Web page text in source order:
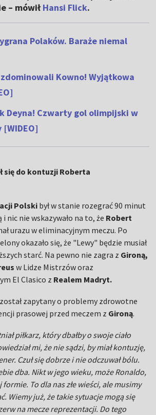
– mówiłHansi Flick.
Polaków. Baraże niemal
Kowno! Wyjątkowa
Deyna! Czwarty gol olimpijski w
się do kontuzji Roberta
Polski był w stanie rozegrać 90 minut
nic nie wskazywało na to, że Robert
urazu w eliminacyjnym meczu. Po
okazało się, że "Lewy" będzie musiał
starć. Na pewno nie zagra z Gironą,
w Lidze Mistrzów oraz
El Clasico z Realem Madryt.
został zapytany o problemy zdrowotne
prasowej przed meczem z Gironą.
piłkarz, który dbałby o swoje ciało
mi, że nie sądzi, by miał kontuzję,
Czuł się dobrze i nie odczuwał bólu.
dba. Nikt w jego wieku, może Ronaldo,
To dla nas złe wieści, ale musimy
Wiemy już, że takie sytuacje mogą się
na mecze reprezentacji. Do tego